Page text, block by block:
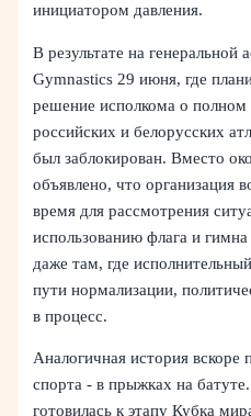
инициатором давления.
В результате на генеральной
Gymnastics 29 июня, где
решение исполкома о полном
российских и белорусских
был заблокирован. Вместо
объявлено, что организация
время для рассмотрения
использованию флага и
даже там, где
пути нормализации,
в процесс.
Аналогичная история вскоре
спорта - в прыжках на
готовилась к этапу Кубка